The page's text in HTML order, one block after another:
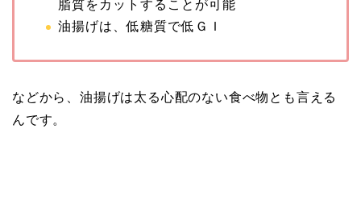
脂質をカットすることが可能
油揚げは、低糖質で低ＧＩ
などから、油揚げは太る心配のない食べ物とも言える
んです。